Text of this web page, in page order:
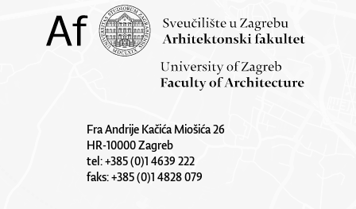
Fra Andrije Kačića Miošića 26
HR-10000 Zagreb
tel: +385 (0)1 4639 222
faks: +385 (0)1 4828 079